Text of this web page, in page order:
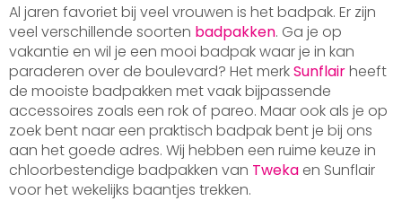
Al jaren favoriet bij veel vrouwen is het badpak. Er zijn
veel verschillende soorten badpakken. Ga je op
vakantie en wil je een mooi badpak waar je in kan
paraderen over de boulevard? Het merkSunflairheeft
de mooiste badpakken met vaak bijpassende
accessoires zoals een rok of pareo. Maar ook als je op
zoek bent naar een praktisch badpak bent je bij ons
aan het goede adres. Wij hebben een ruime keuze in
chloorbestendige badpakken van Tweka en Sunflair
voor het wekelijks baantjes trekken.